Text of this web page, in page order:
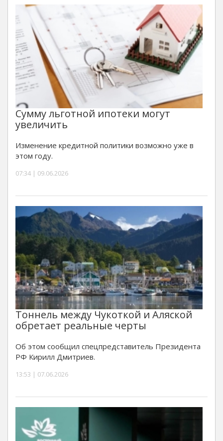
Сумму льготной ипотеки могут
увеличить
Изменение кредитной политики возможно уже в
этом году.
07:34 | 09.06.2026
Тоннель между Чукоткой и Аляской
обретает реальные черты
Об этом сообщил спецпредставитель Президента
РФ Кирилл Дмитриев.
13:53 | 07.06.2026